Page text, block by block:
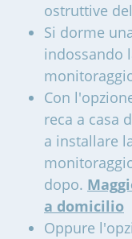
ostruttive
Si dorme
indossando
Con
reca a casa
a installare
dopo.
a domicilio
Oppure